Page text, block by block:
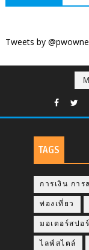
Tweets by
TAGS
การเงิน การ
ท่องเที่ยว
มอเตอร์สปอ
ไลฟ์สไตล์